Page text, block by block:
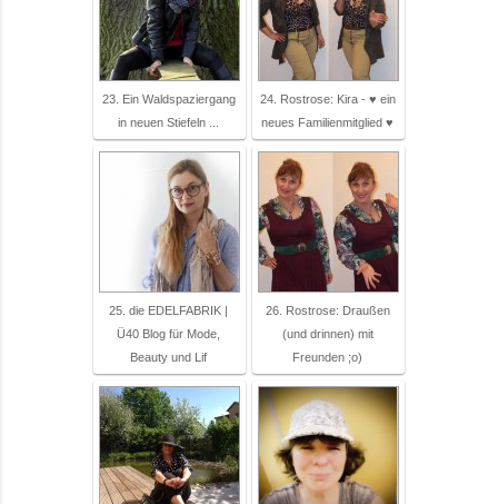
23. Ein Waldspaziergang
in neuen Stiefeln ...
24. Rostrose: Kira - ♥ ein
neues Familienmitglied ♥
25. die EDELFABRIK |
Ü40 Blog für Mode,
Beauty und Lif
26. Rostrose: Draußen
(und drinnen) mit
Freunden ;o)